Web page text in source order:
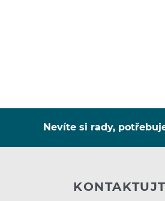
Nevíte si rady,